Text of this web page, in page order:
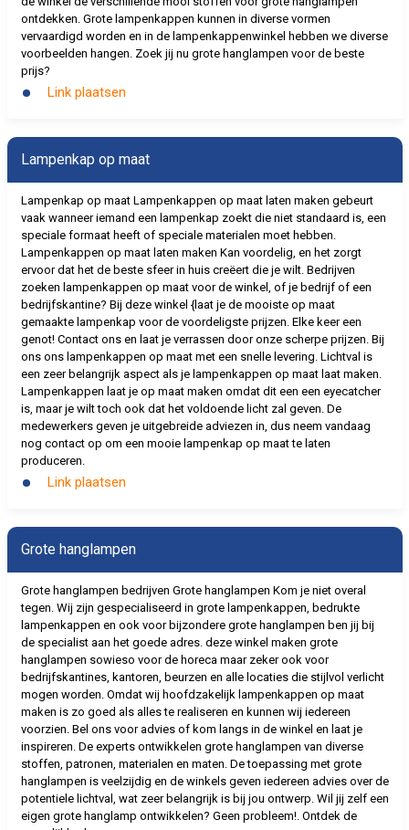
ontdekken. Grote lampenkappen kunnen in diverse vormen
vervaardigd worden en in de lampenkappenwinkel hebben we diverse
voorbeelden hangen. Zoek jij nu grote hanglampen voor de beste
prijs?
Link plaatsen
Lampenkap op maat
Lampenkap op maat Lampenkappen op maat laten maken gebeurt
vaak wanneer iemand een lampenkap zoekt die niet standaard is, een
speciale formaat heeft of speciale materialen moet hebben.
Lampenkappen op maat laten maken Kan voordelig, en het zorgt
ervoor dat het de beste sfeer in huis creëert die je wilt. Bedrijven
zoeken lampenkappen op maat voor de winkel, of je bedrijf of een
bedrijfskantine? Bij deze winkel {laat je de mooiste op maat
gemaakte lampenkap voor de voordeligste prijzen. Elke keer een
genot! Contact ons en laat je verrassen door onze scherpe prijzen. Bij
ons ons lampenkappen op maat met een snelle levering. Lichtval is
een zeer belangrijk aspect als je lampenkappen op maat laat maken.
Lampenkappen laat je op maat maken omdat dit een een eyecatcher
is, maar je wilt toch ook dat het voldoende licht zal geven. De
medewerkers geven je uitgebreide adviezen in, dus neem vandaag
nog contact op om een mooie lampenkap op maat te laten
produceren.
Link plaatsen
Grote hanglampen
Grote hanglampen bedrijven Grote hanglampen Kom je niet overal
tegen. Wij zijn gespecialiseerd in grote lampenkappen, bedrukte
lampenkappen en ook voor bijzondere grote hanglampen ben jij bij
de specialist aan het goede adres. deze winkel maken grote
hanglampen sowieso voor de horeca maar zeker ook voor
bedrijfskantines, kantoren, beurzen en alle locaties die stijlvol verlicht
mogen worden. Omdat wij hoofdzakelijk lampenkappen op maat
maken is zo goed als alles te realiseren en kunnen wij iedereen
voorzien. Bel ons voor advies of kom langs in de winkel en laat je
inspireren. De experts ontwikkelen grote hanglampen van diverse
stoffen, patronen, materialen en maten. De toepassing met grote
hanglampen is veelzijdig en de winkels geven iedereen advies over de
potentiele lichtval, wat zeer belangrijk is bij jou ontwerp. Wil jij zelf een
eigen grote hanglamp ontwikkelen? Geen probleem!. Ontdek de